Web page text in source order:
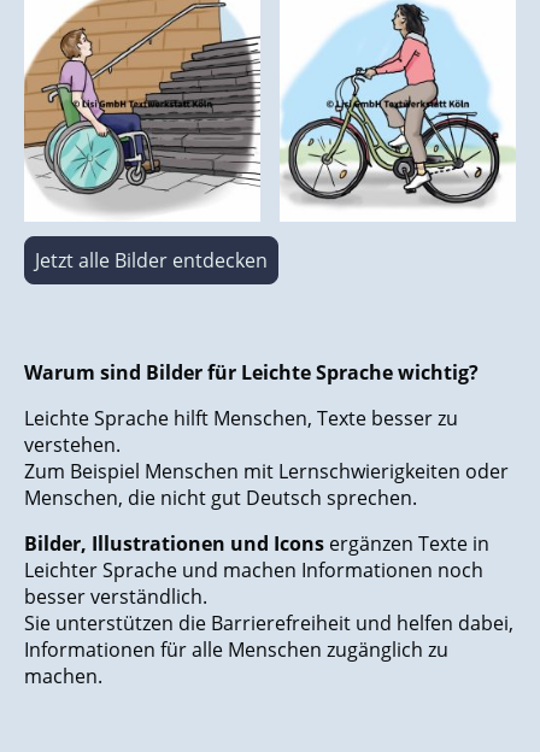
Jetzt alle Bilder entdecken
Warum sind Bilder für Leichte Sprache wichtig?
Leichte Sprache hilft Menschen, Texte besser zu
verstehen.
Zum Beispiel Menschen mit Lernschwierigkeiten oder
Menschen, die nicht gut Deutsch sprechen.
Bilder, Illustrationen und Icons ergänzen Texte in
Leichter Sprache und machen Informationen noch
besser verständlich.
Sie unterstützen die Barrierefreiheit und helfen dabei,
Informationen für alle Menschen zugänglich zu
machen.